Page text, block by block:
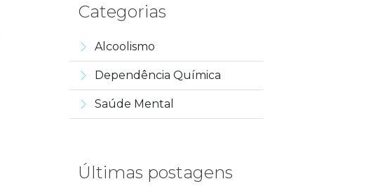
Categorias
Alcoolismo
Dependência Química
Saúde Mental
Últimas postagens